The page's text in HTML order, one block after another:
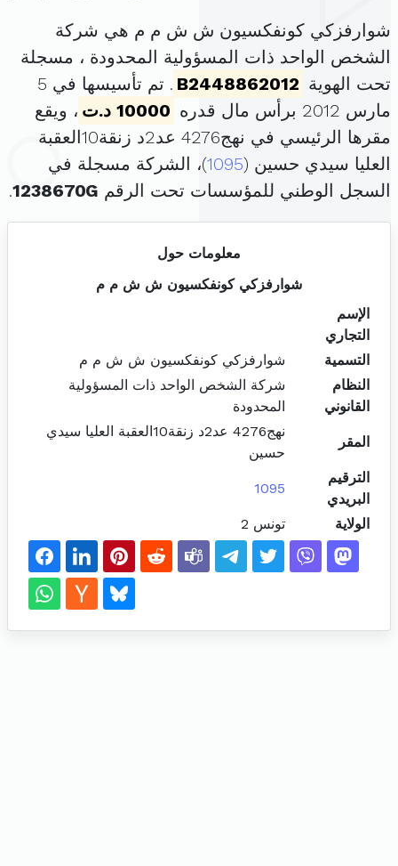
شوارفزكي كونفكسيون ش ش م م هي شركة
الشخص الواحد ذات المسؤولية المحدودة ، مسجلة
تحت الهوية B2448862012
. تم تأسيسها في 5
مارس 2012 برأس مال قدره
10000 د.ت
، ويقع
مقرها الرئيسي في نهج4276 عد2د زنقة10العقبة
العليا سيدي حسين (1095)، الشركة مسجلة في
السجل الوطني للمؤسسات تحت الرقم 1238670G
.
معلومات حول
شوارفزكي كونفكسيون ش ش م م
الإسم
التجاري
التسمية
شوارفزكي كونفكسيون ش ش م م
النظام
القانوني
شركة الشخص الواحد ذات المسؤولية
المحدودة
المقر
نهج4276 عد2د زنقة10العقبة العليا سيدي
حسين
الترقيم
البريدي
1095
الولاية تونس 2